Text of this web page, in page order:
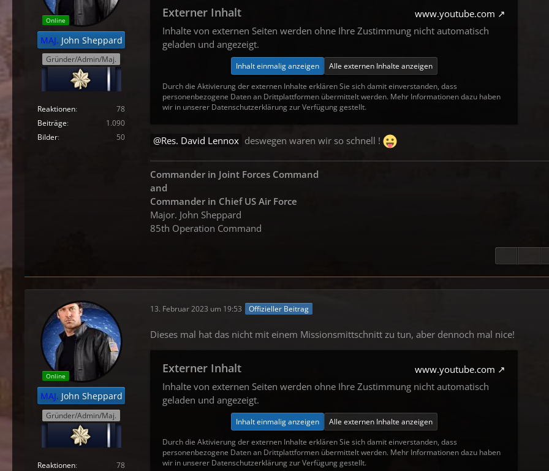
Online
MAJ. John Sheppard
Gründer/Admin/Maj.
Reaktionen
78
Beiträge
1.090
Bilder
50
Externer Inhalt
www.youtube.com
Inhalte von externen Seiten werden ohne Ihre Zustimmung nicht automatisch
geladen und angezeigt.
Inhalt einmalig anzeigen
Alle externen Inhalte anzeigen
Durch die Aktivierung der externen Inhalte erklären Sie sich damit einverstanden, dass
personenbezogene Daten an Drittplattformen übermittelt werden. Mehr Informationen dazu haben
wir in unserer Datenschutzerklärung zur Verfügung gestellt.
Res. David Lennox deswegen waren wir so schnell !
Commander in Joint Forces Command
and
Commander in Chief US Air Force
Major. John Sheppard
85th Operation Command
Online
MAJ. John Sheppard
Gründer/Admin/Maj.
Reaktionen
78
13. Februar 2023 um 19:53 Offizieller Beitrag
Dieses mal hat das nicht mit einem Missionsmittschnitt zu tun, aber dennoch mal nice!
Externer Inhalt
www.youtube.com
Inhalte von externen Seiten werden ohne Ihre Zustimmung nicht automatisch
geladen und angezeigt.
Inhalt einmalig anzeigen
Alle externen Inhalte anzeigen
Durch die Aktivierung der externen Inhalte erklären Sie sich damit einverstanden, dass
personenbezogene Daten an Drittplattformen übermittelt werden. Mehr Informationen dazu haben
wir in unserer Datenschutzerklärung zur Verfügung gestellt.